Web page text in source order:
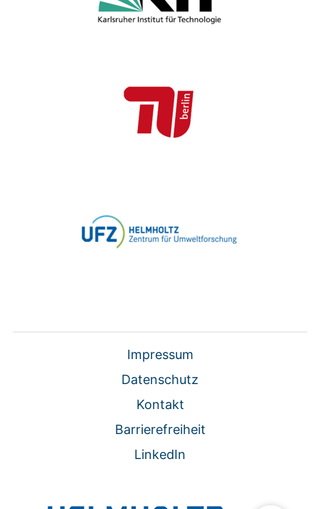
Impressum
Datenschutz
Kontakt
Barrierefreiheit
LinkedIn